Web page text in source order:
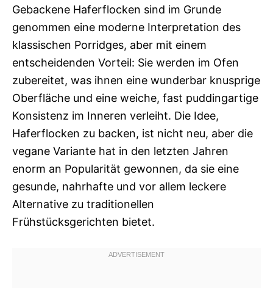
Gebackene Haferflocken sind im Grunde
genommen eine moderne Interpretation des
klassischen Porridges, aber mit einem
entscheidenden Vorteil: Sie werden im Ofen
zubereitet, was ihnen eine wunderbar knusprige
Oberfläche und eine weiche, fast puddingartige
Konsistenz im Inneren verleiht. Die Idee,
Haferflocken zu backen, ist nicht neu, aber die
vegane Variante hat in den letzten Jahren
enorm an Popularität gewonnen, da sie eine
gesunde, nahrhafte und vor allem leckere
Alternative zu traditionellen
Frühstücksgerichten bietet.